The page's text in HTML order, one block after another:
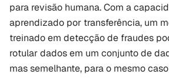
para revisão humana. Com a
aprendizado por transferência, um
treinado em detecção de fraudes
rotular dados em um conjunto de
mas semelhante, para o mesmo